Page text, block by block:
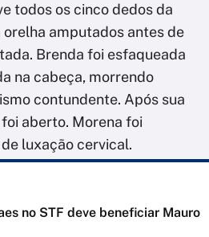
todos os cinco dedos da
orelha amputados antes de
Brenda foi esfaqueada
na cabeça, morrendo
contundente. Após sua
aberto. Morena foi
luxação cervical.
no STF deve beneficiar Mauro